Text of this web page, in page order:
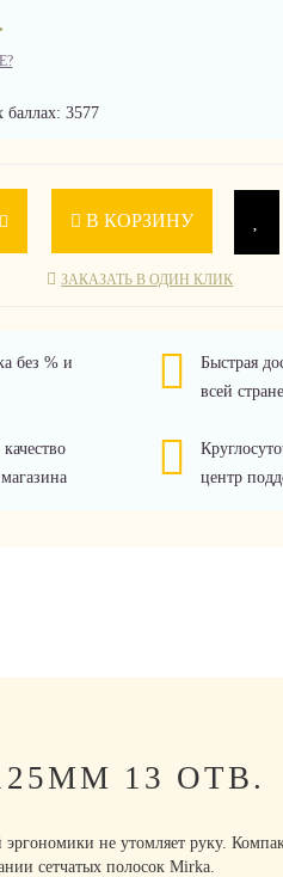
3577
В КОРЗИНУ
ЗАКАЗАТЬ В ОДИН КЛИК
без % и
Быстрая
всей стране
центр
13 ОТВ.
эргономики не утомляет руку.
сетчатых полосок Mirka.